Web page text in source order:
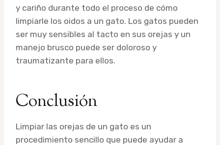
y cariño durante todo el proceso de cómo
limpiarle los oidos a un gato. Los gatos pueden
ser muy sensibles al tacto en sus orejas y un
manejo brusco puede ser doloroso y
traumatizante para ellos.
Conclusión
Limpiar las orejas de un gato es un
procedimiento sencillo que puede ayudar a